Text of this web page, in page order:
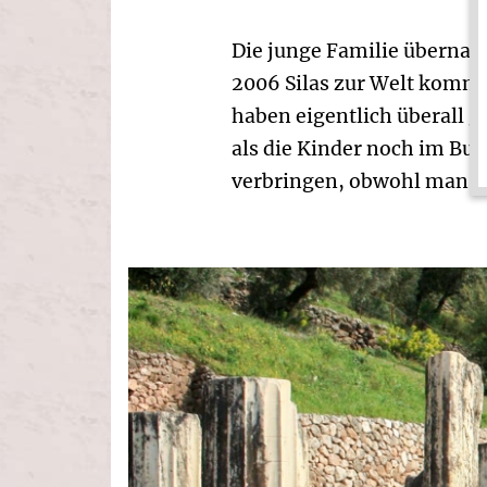
Die junge Familie
2006 Silas zur Welt
haben eigentlich überall
als die Kinder noch im
verbringen, obwohl man